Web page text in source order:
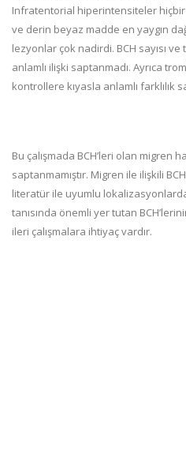
Infratentorial hiperintensiteler
ve derin beyaz madde en yaygın
lezyonlar çok nadirdi. BCH sayısı
anlamlı ilişki saptanmadı. Ayrıca
kontrollere kıyasla anlamlı farklılık
Bu çalışmada BCH’leri olan migren
saptanmamıştır. Migren ile ilişkili
literatür ile uyumlu lokalizasyonlarda
tanısında önemli yer tutan
ileri çalışmalara ihtiyaç vardır.